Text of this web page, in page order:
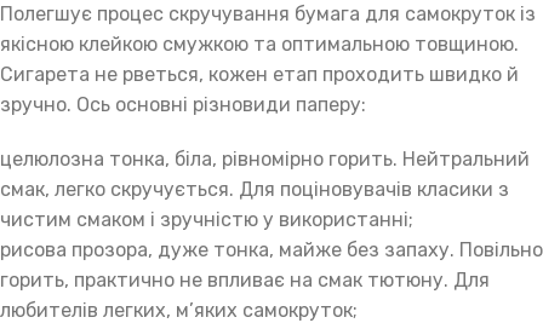
Полегшує процес скручування бумага для самокруток із
якісною клейкою смужкою та оптимальною товщиною.
Сигарета не рветься, кожен етап проходить швидко й
зручно. Ось основні різновиди паперу:
целюлозна тонка, біла, рівномірно горить. Нейтральний
смак, легко скручується. Для поціновувачів класики з
чистим смаком і зручністю у використанні;
рисова прозора, дуже тонка, майже без запаху. Повільно
горить, практично не впливає на смак тютюну. Для
любителів легких, м’яких самокруток;